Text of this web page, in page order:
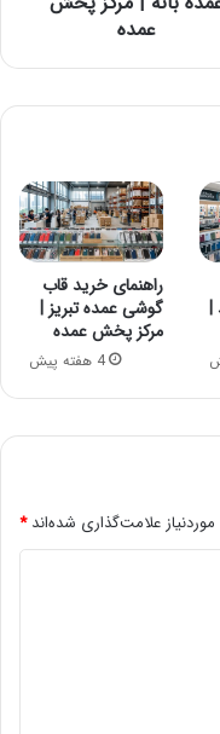
عمده
|
راهنمای خرید قاب
گوشی عمده تبریز |
مرکز پخش عمده
4 هفته پیش
علامت‌گذاری شده‌اند*